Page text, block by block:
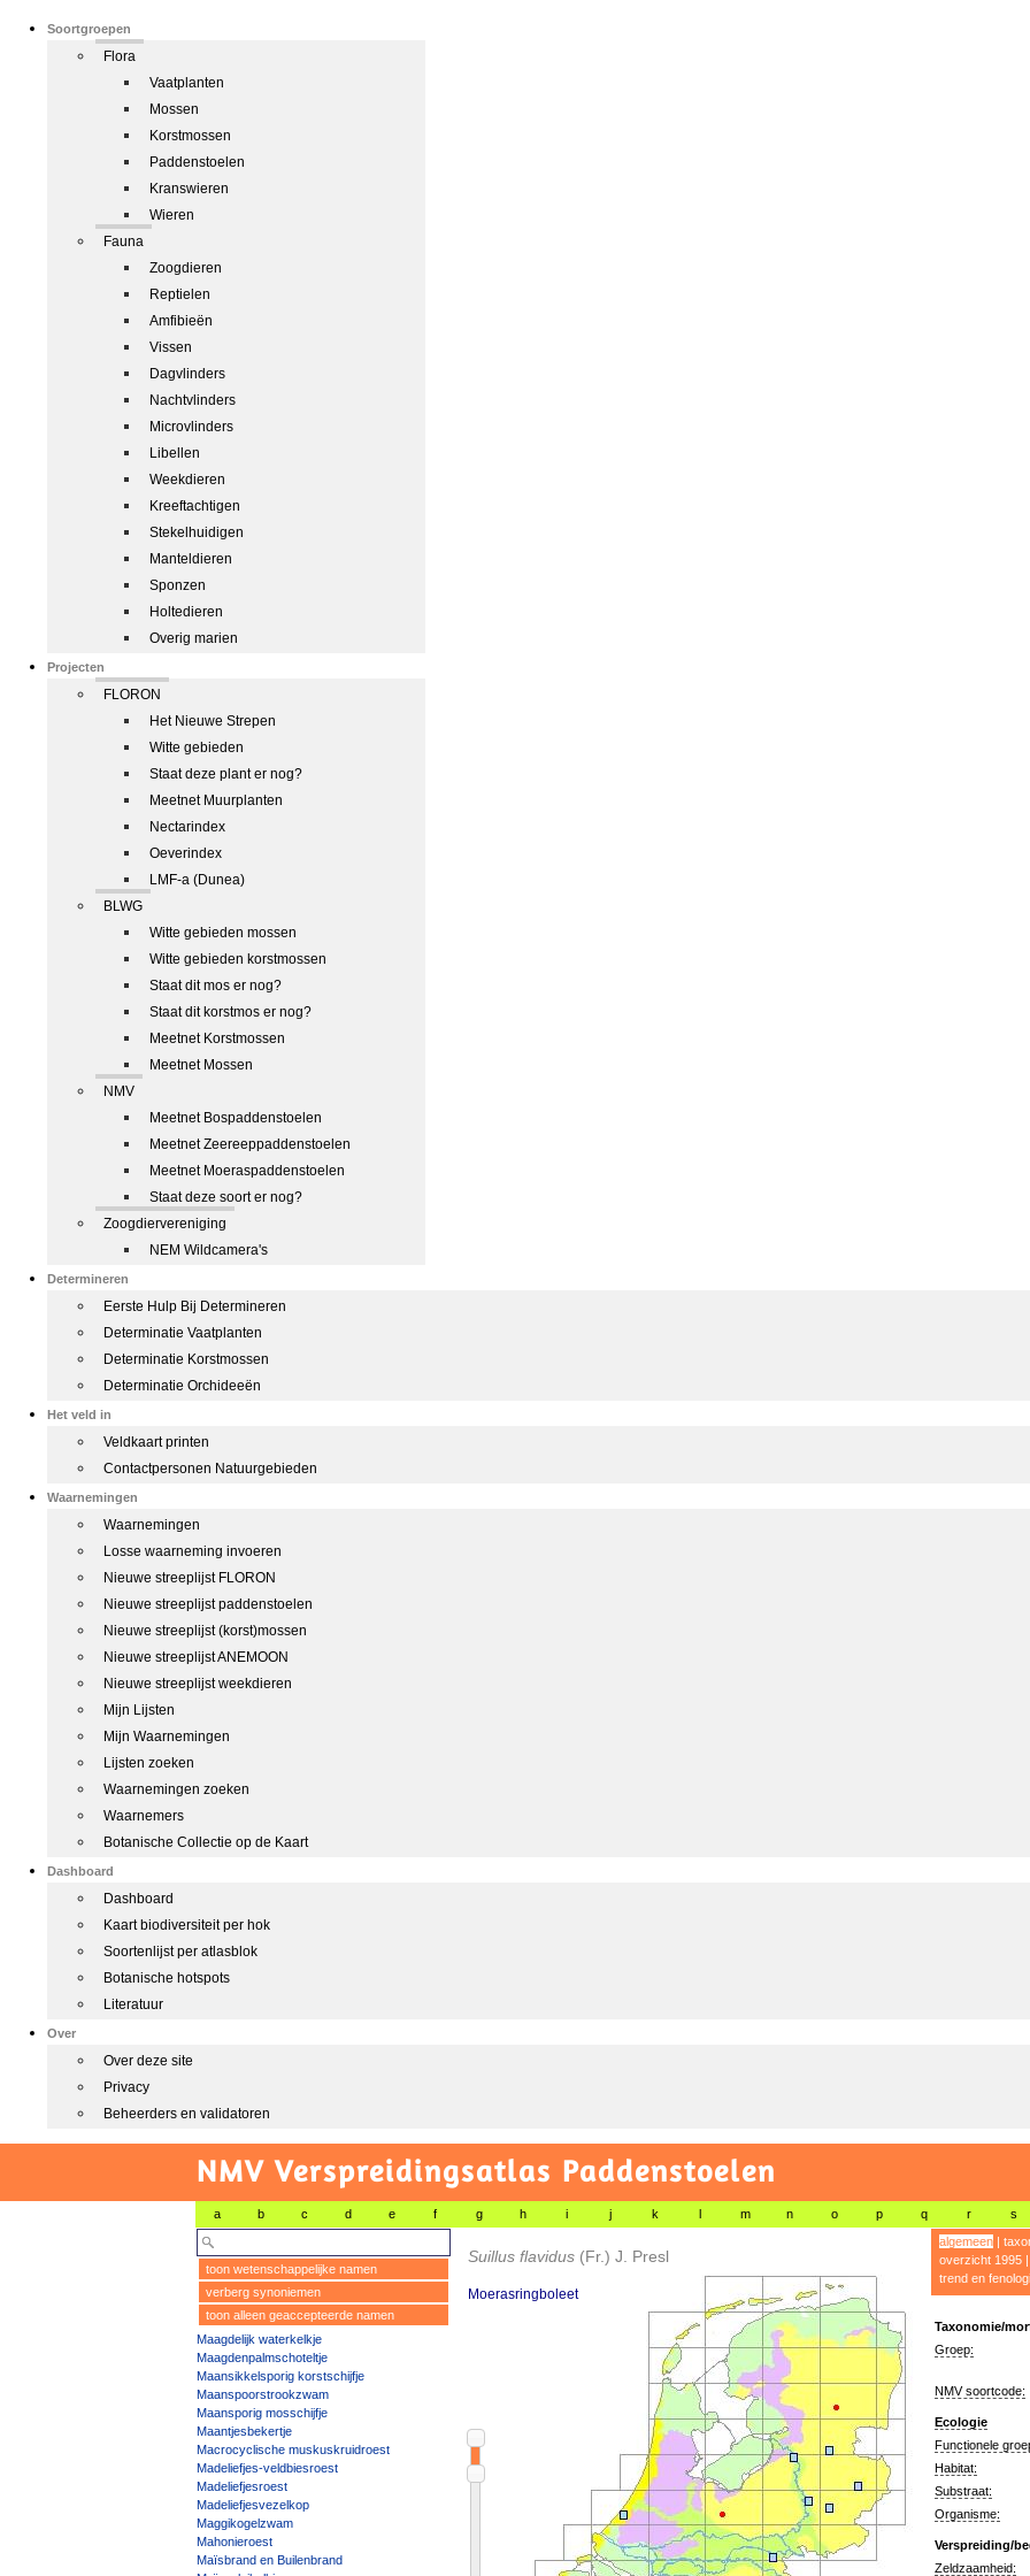
Soortgroepen
Flora
Vaatplanten
Mossen
Korstmossen
Paddenstoelen
Kranswieren
Wieren
Fauna
Zoogdieren
Reptielen
Amfibieën
Vissen
Dagvlinders
Nachtvlinders
Microvlinders
Libellen
Weekdieren
Kreeftachtigen
Stekelhuidigen
Manteldieren
Sponzen
Holtedieren
Overig marien
Projecten
FLORON
Het Nieuwe Strepen
Witte gebieden
Staat deze plant er nog?
Meetnet Muurplanten
Nectarindex
Oeverindex
LMF-a (Dunea)
BLWG
Witte gebieden mossen
Witte gebieden korstmossen
Staat dit mos er nog?
Staat dit korstmos er nog?
Meetnet Korstmossen
Meetnet Mossen
NMV
Meetnet Bospaddenstoelen
Meetnet Zeereeppaddenstoelen
Meetnet Moeraspaddenstoelen
Staat deze soort er nog?
Zoogdiervereniging
NEM Wildcamera's
Determineren
Eerste Hulp Bij Determineren
Determinatie Vaatplanten
Determinatie Korstmossen
Determinatie Orchideeën
Het veld in
Veldkaart printen
Contactpersonen Natuurgebieden
Waarnemingen
Waarnemingen
Losse waarneming invoeren
Nieuwe streeplijst FLORON
Nieuwe streeplijst paddenstoelen
Nieuwe streeplijst (korst)mossen
Nieuwe streeplijst ANEMOON
Nieuwe streeplijst weekdieren
Mijn Lijsten
Mijn Waarnemingen
Lijsten zoeken
Waarnemingen zoeken
Waarnemers
Botanische Collectie op de Kaart
Dashboard
Dashboard
Kaart biodiversiteit per hok
Soortenlijst per atlasblok
Botanische hotspots
Literatuur
Over
Over deze site
Privacy
Beheerders en validatoren
NMV Verspreidingsatlas Paddenstoelen
a b c d e f g h i j k l m n o p q r s
toon wetenschappelijke namen
verberg synoniemen
toon alleen geaccepteerde namen
Maagdelijk waterkelkje
Maagdenpalmschoteltje
Maansikkelsporig korstschijfje
Maanspoorstrookzwam
Maansporig mosschijfje
Maantjesbekertje
Macrocyclische muskuskruidroest
Madeliefjes-veldbiesroest
Madeliefjesroest
Madeliefjesvezelkop
Maggikogelzwam
Mahonieroest
Maïsbrand en Builenbrand
Suillus flavidus (Fr.) J. Presl
Moerasringboleet
algemeen|
overzicht 1995|
trend en
Taxonomie/
Groep:
NMV soortcode:
Ecologie
Functionele
Habitat:
Substraat:
Organisme:
Verspreiding/
Zeldzaamheid: